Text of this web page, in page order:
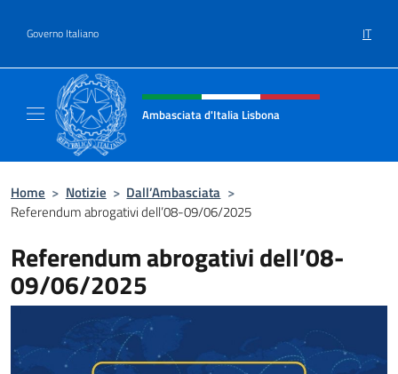
Governo Italiano IT
Intestazione sito, social e menù
Ambasciata d'Italia Lisbona
Home > Notizie > Dall’Ambasciata >
Referendum abrogativi dell’08-09/06/2025
Referendum abrogativi dell’08-
09/06/2025